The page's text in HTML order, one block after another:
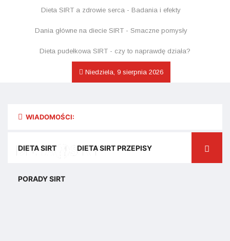
Dieta SIRT a zdrowie serca - Badania i efekty
Dania główne na diecie SIRT - Smaczne pomysły
Dieta pudełkowa SIRT - czy to naprawdę działa?
Niedziela, 9 sierpnia 2026
WIADOMOŚCI:
DIETA SIRT DIETA SIRT PRZEPISY
PORADY SIRT